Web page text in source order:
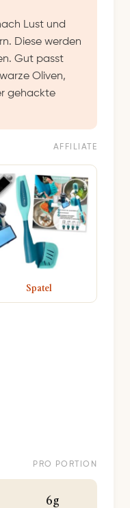
Lust und
Diese werden
Gut passt
Oliven,
gehackte
AFFILIATE
Spatel
PRO PORTION
6g